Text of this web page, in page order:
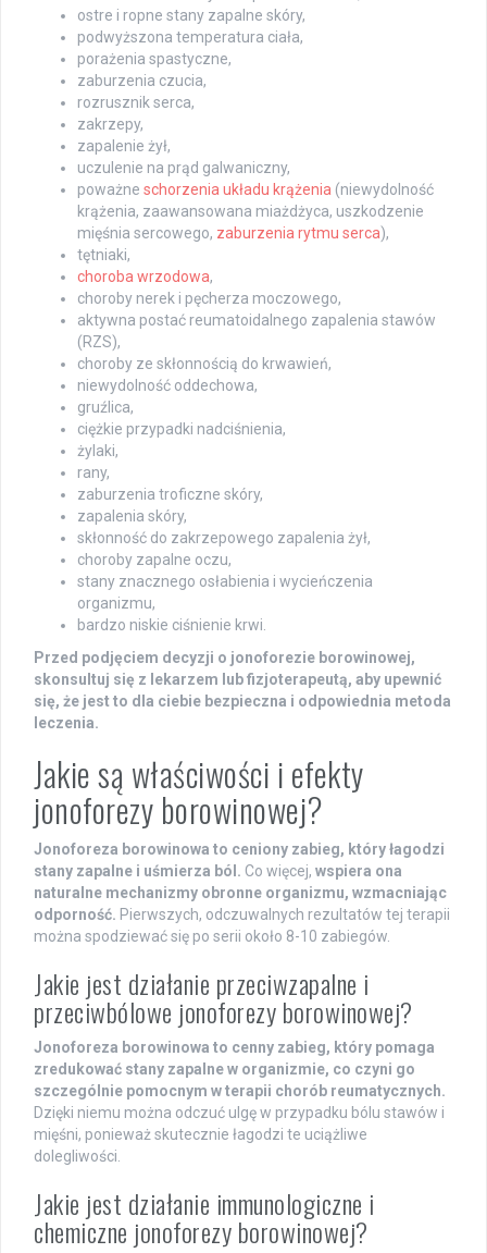
ostre i ropne stany zapalne skóry,
podwyższona temperatura ciała,
porażenia spastyczne,
zaburzenia czucia,
rozrusznik serca,
zakrzepy,
zapalenie żył,
uczulenie na prąd galwaniczny,
poważne schorzenia układu krążenia (niewydolność
krążenia, zaawansowana miażdżyca, uszkodzenie
mięśnia sercowego, zaburzenia rytmu serca),
tętniaki,
choroba wrzodowa,
choroby nerek i pęcherza moczowego,
aktywna postać reumatoidalnego zapalenia stawów
(RZS),
choroby ze skłonnością do krwawień,
niewydolność oddechowa,
gruźlica,
ciężkie przypadki nadciśnienia,
żylaki,
rany,
zaburzenia troficzne skóry,
zapalenia skóry,
skłonność do zakrzepowego zapalenia żył,
choroby zapalne oczu,
stany znacznego osłabienia i wycieńczenia
organizmu,
bardzo niskie ciśnienie krwi.
Przed podjęciem decyzji o jonoforezie borowinowej,
skonsultuj się z lekarzem lub fizjoterapeutą, aby upewnić
się, że jest to dla ciebie bezpieczna i odpowiednia metoda
leczenia.
Jakie są właściwości i efekty
jonoforezy borowinowej?
Jonoforeza borowinowa to ceniony zabieg, który łagodzi
stany zapalne i uśmierza ból. Co więcej, wspiera ona
naturalne mechanizmy obronne organizmu, wzmacniając
odporność. Pierwszych, odczuwalnych rezultatów tej terapii
można spodziewać się po serii około 8-10 zabiegów.
Jakie jest działanie przeciwzapalne i
przeciwbólowe jonoforezy borowinowej?
Jonoforeza borowinowa to cenny zabieg, który pomaga
zredukować stany zapalne w organizmie, co czyni go
szczególnie pomocnym w terapii chorób reumatycznych.
Dzięki niemu można odczuć ulgę w przypadku bólu stawów i
mięśni, ponieważ skutecznie łagodzi te uciążliwe
dolegliwości.
Jakie jest działanie immunologiczne i
chemiczne jonoforezy borowinowej?